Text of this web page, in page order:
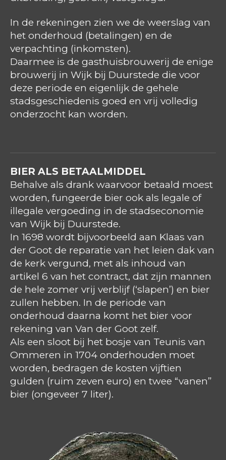
In de rekeningen zien we de weerslag van
het onderhoud (betalingen) en de
verpachting (inkomsten).
Daarmee is de gasthuisbrouwerij de enige
brouwerij in Wijk bij Duurstede die voor
deze periode en eigenlijk de gehele
stadsgeschiedenis goed en vrij volledig
onderzocht kan worden.
BIER ALS BETAALMIDDEL
Behalve als drank waarvoor betaald moest
worden, fungeerde bier ook als legale of
illegale vergoeding in de stadseconomie
van Wijk bij Duurstede.
In 1698 wordt bijvoorbeeld aan Klaas van
der Goot de reparatie van het leien dak van
de kerk vergund, met als inhoud van
artikel 6 van het contract, dat zijn mannen
de hele zomer vrij verblijf (‘slapen’) en bier
zullen hebben. In de periode van
onderhoud daarna komt het bier voor
rekening van Van der Goot zelf.
Als een sloot bij het bosje van Teunis van
Ommeren in 1704 onderhouden moet
worden, bedragen de kosten vijftien
gulden (ruim zeven euro) en twee “vanen”
bier (ongeveer 7 liter).